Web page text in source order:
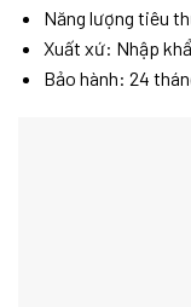
Năng lượng tiêu
Xuất xứ: Nhập
Bảo hành: 24